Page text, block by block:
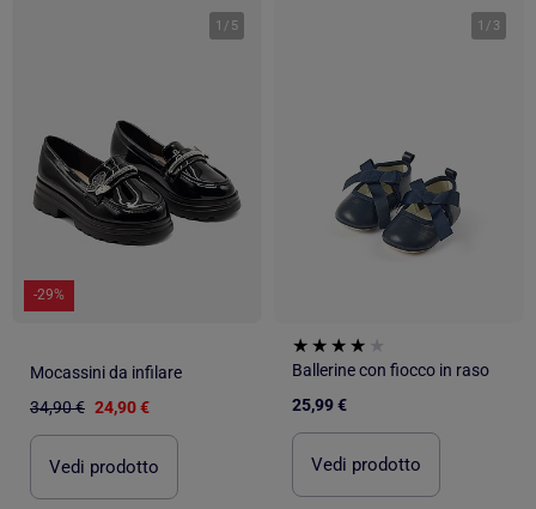
1 / 5
-29%
Mocassini da infilare
34,90 € 24,90 €
Vedi prodotto
1 / 3
Ballerine con fiocco in raso
25,99 €
Vedi prodotto